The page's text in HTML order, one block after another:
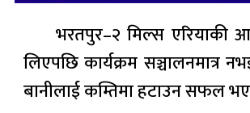
भरतपुर–२ मिल्स
लिएपछि कार्यक्रम सञ्चालनमात्र
बानीलाई कम्तिमा हटाउन सफल